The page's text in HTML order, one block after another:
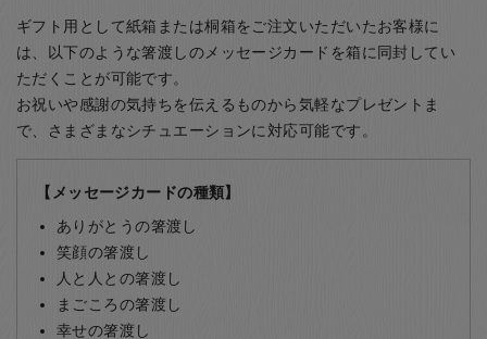
ギフト用として紙箱または桐箱をご注文いただいたお客様に
は、以下のような箸渡しのメッセージカードを箱に同封してい
ただくことが可能です。
お祝いや感謝の気持ちを伝えるものから気軽なプレゼントま
で、さまざまなシチュエーションに対応可能です。
【メッセージカードの種類】
ありがとうの箸渡し
笑顔の箸渡し
人と人との箸渡し
まごころの箸渡し
幸せの箸渡し